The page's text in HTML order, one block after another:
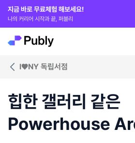
지금 바로 무료체험 해보세요!
나의 커리어 시작과 끝, 퍼블리
I♥NY 독립서점
힙한 갤러리 같은
Powerhouse